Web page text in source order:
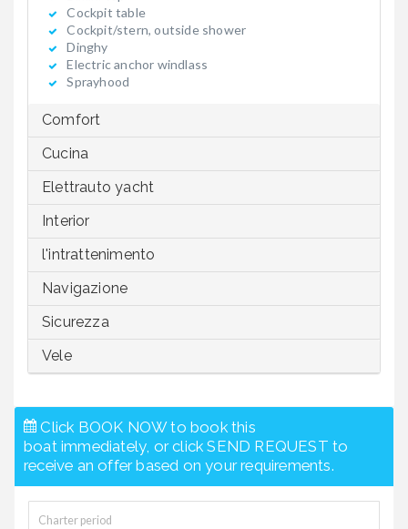
Cockpit table
Cockpit/stern, outside shower
Dinghy
Electric anchor windlass
Sprayhood
Comfort
Cucina
Elettrauto yacht
Interior
l'intrattenimento
Navigazione
Sicurezza
Vele
Click BOOK NOW to book this
boat immediately, or click SEND REQUEST to
receive an offer based on your requirements.